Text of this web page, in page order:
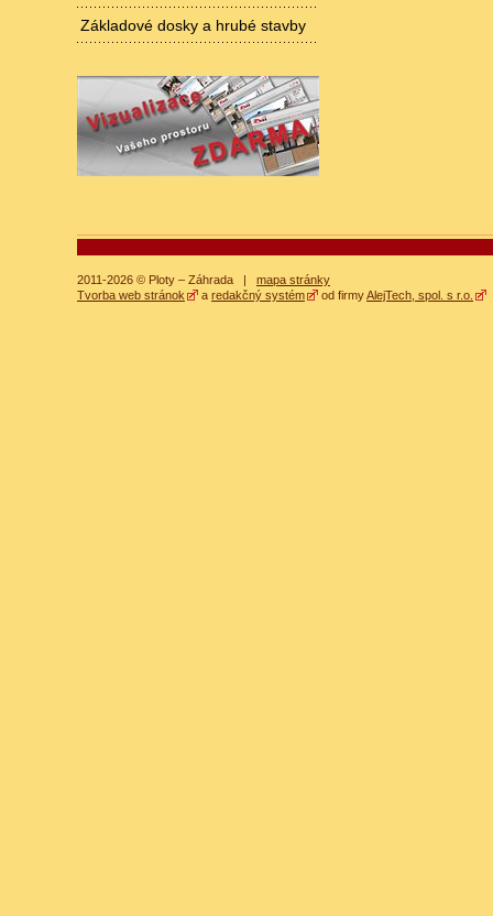
Základové dosky a hrubé stavby
2011-2026 © Ploty – Záhrada | mapa stránky
Tvorba web stránok
a redakčný systém od firmyAlejTech, spol. s r.o.